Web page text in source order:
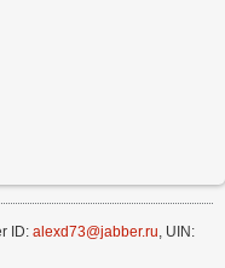
ID: alexd73@jabber.ru, UIN: